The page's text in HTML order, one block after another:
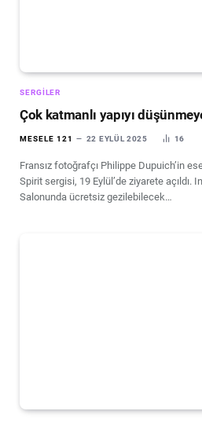
SERGILER
Çok katmanlı yapıyı
MESELE 121 22 EYLÜL 2025 16
Fransız fotoğrafçı Philippe Dupuich’in
Spirit sergisi, 19 Eylül’de ziyarete açıldı.
Salonunda ücretsiz gezilebilecek…